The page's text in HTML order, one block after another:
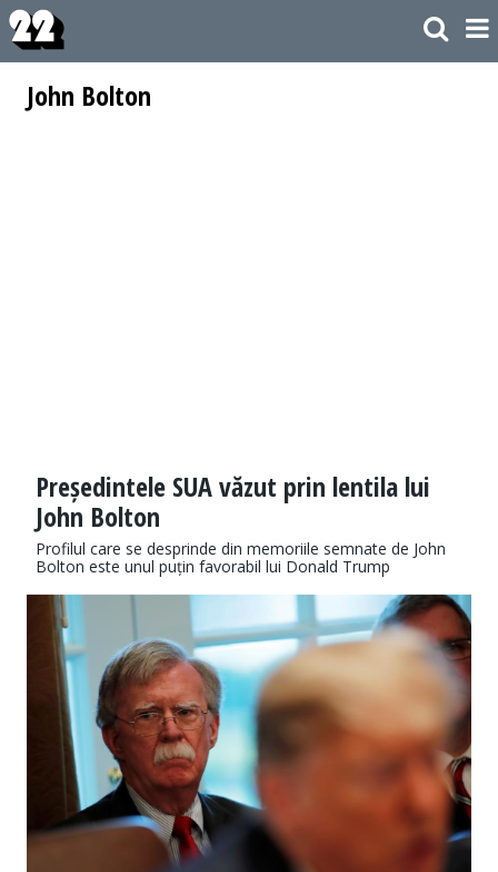
John Bolton
Președintele SUA văzut prin lentila lui
John Bolton
Profilul care se desprinde din memoriile semnate de John
Bolton este unul puțin favorabil lui Donald Trump